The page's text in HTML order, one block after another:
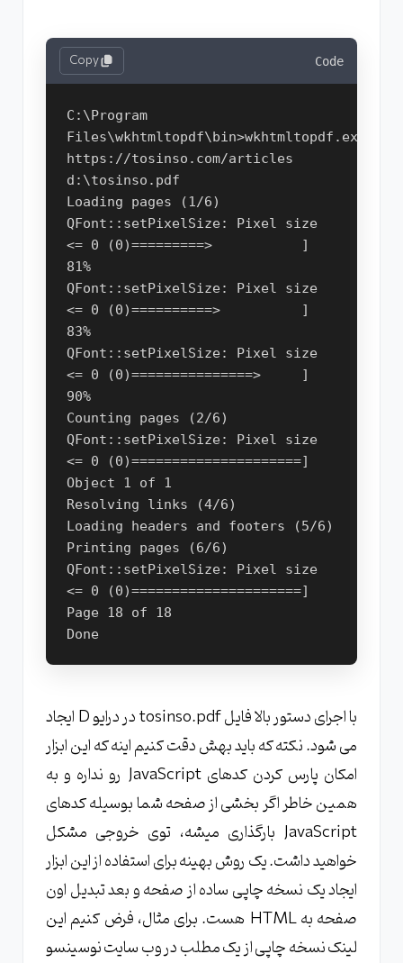
Code
Copy
C:\Program
Files\wkhtmltopdf\bin>wkhtmltopdf.exe
https://tosinso.com/articles
d:\tosinso.pdf
Loading pages (1/6)
QFont::setPixelSize: Pixel size
<= 0 (0)=========>           ]
81%
QFont::setPixelSize: Pixel size
<= 0 (0)==========>          ]
83%
QFont::setPixelSize: Pixel size
<= 0 (0)===============>     ]
90%
Counting pages (2/6)
QFont::setPixelSize: Pixel size
<= 0 (0)=====================]
Object 1 of 1
Resolving links (4/6)
Loading headers and footers (5/6)
Printing pages (6/6)
QFont::setPixelSize: Pixel size
<= 0 (0)=====================]
Page 18 of 18
Done
با اجرای دستور بالا فایل tosinso.pdf در درایو D ایجاد
می شود. نکته که باید بهش دقت کنیم اینه که این ابزار
امکان پارس کردن کدهای JavaScript رو نداره و به
همین خاطر اگر بخشی از صفحه شما بوسیله کدهای
JavaScript بارگذاری میشه، توی خروجی مشکل
خواهید داشت. یک روش بهینه برای استفاده از این ابزار
ایجاد یک نسخه چاپی ساده از صفحه و بعد تبدیل اون
صفحه به HTML هست. برای مثال، فرض کنیم این
لینک نسخه چاپی از یک مطلب در وب سایت نوسینسو